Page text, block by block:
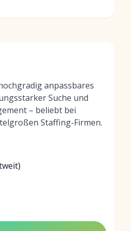
anpassbares
Suche und
– beliebt bei
Staffing-Firmen.